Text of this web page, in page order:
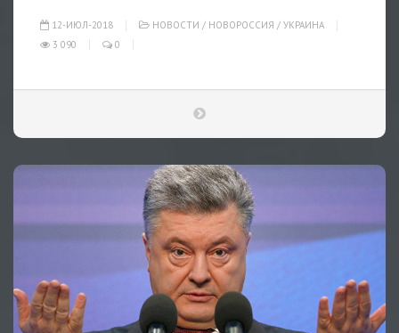
12-ИЮЛ-2018 НОВОСТИ / НОВОРОССИЯ / УКРАИНА
3 090
0